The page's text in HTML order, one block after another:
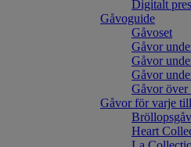
Digitalt
Gåvoguide
Gåvoset
Gåvor
Gåvor
Gåvor
Gåvor över
Gåvor för varje
Heart